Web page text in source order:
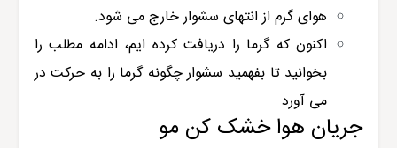
هوای گرم از انتهای سشوار خارج می شود.
اکنون که گرما را دریافت کرده ایم، ادامه مطلب را
بخوانید تا بفهمید سشوار چگونه گرما را به حرکت در
می آورد
جریان هوا خشک کن مو